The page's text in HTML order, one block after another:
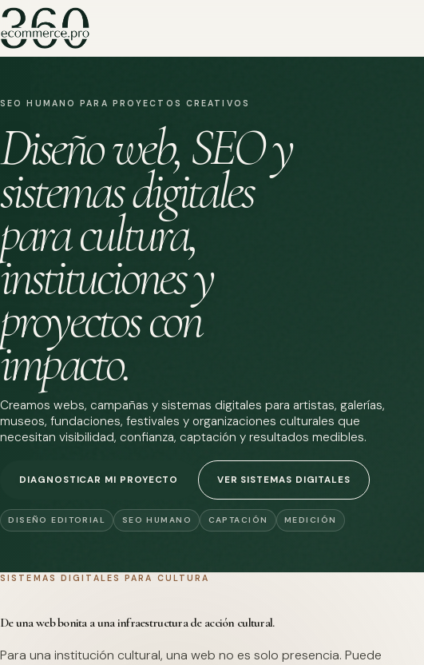
SEO HUMANO PARA PROYECTOS CREATIVOS
Diseño web, SEO y
sistemas digitales
para cultura,
instituciones y
proyectos con
impacto.
Creamos webs, campañas y sistemas digitales para artistas, galerías,
museos, fundaciones, festivales y organizaciones culturales que
necesitan visibilidad, confianza, captación y resultados medibles.
DIAGNOSTICAR MI PROYECTO VER SISTEMAS DIGITALES
DISEÑO EDITORIAL SEO HUMANO CAPTACIÓN MEDICIÓN
SISTEMAS DIGITALES PARA CULTURA
De una web bonita a una infraestructura de acción cultural.
Para una institución cultural, una web no es solo presencia. Puede